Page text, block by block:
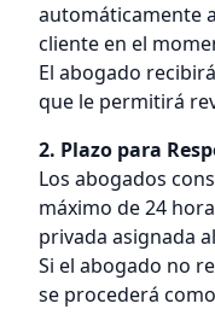
automáticamente
cliente en el
El abogado
que le permitirá
2. Plazo para
Los abogados
máximo de 24
privada asignada
Si el abogado no
se procederá